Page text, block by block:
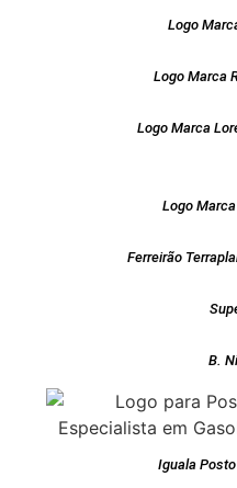
Logo
Logo Marca
Logo Marca
Logo
Ferreirão
B.
Iguala